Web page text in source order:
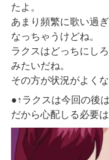
たよ。
あまり頻繁に歌い過
なっちゃうけどね。
ラクスはどっちにし
みたいだね。
その方が状況がよくな
●↑ラクスは今回の後
だから心配しる必要は